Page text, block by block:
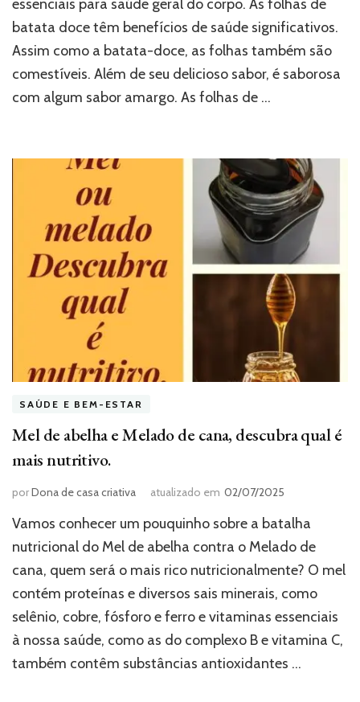
essenciais para saúde geral do corpo. As folhas de
batata doce têm benefícios de saúde significativos.
Assim como a batata-doce, as folhas também são
comestíveis. Além de seu delicioso sabor, é saborosa
com algum sabor amargo. As folhas de …
SAÚDE E BEM-ESTAR
Mel de abelha e Melado de cana, descubra qual é
mais nutritivo.
porDona de casa criativa atualizado em 02/07/2025
Vamos conhecer um pouquinho sobre a batalha
nutricional do Mel de abelha contra o Melado de
cana, quem será o mais rico nutricionalmente? O mel
contém proteínas e diversos sais minerais, como
selênio, cobre, fósforo e ferro e vitaminas essenciais
à nossa saúde, como as do complexo B e vitamina C,
também contêm substâncias antioxidantes …